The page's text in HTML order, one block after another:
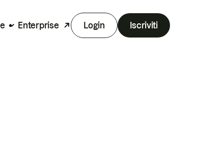
Enterprise Login Iscriviti